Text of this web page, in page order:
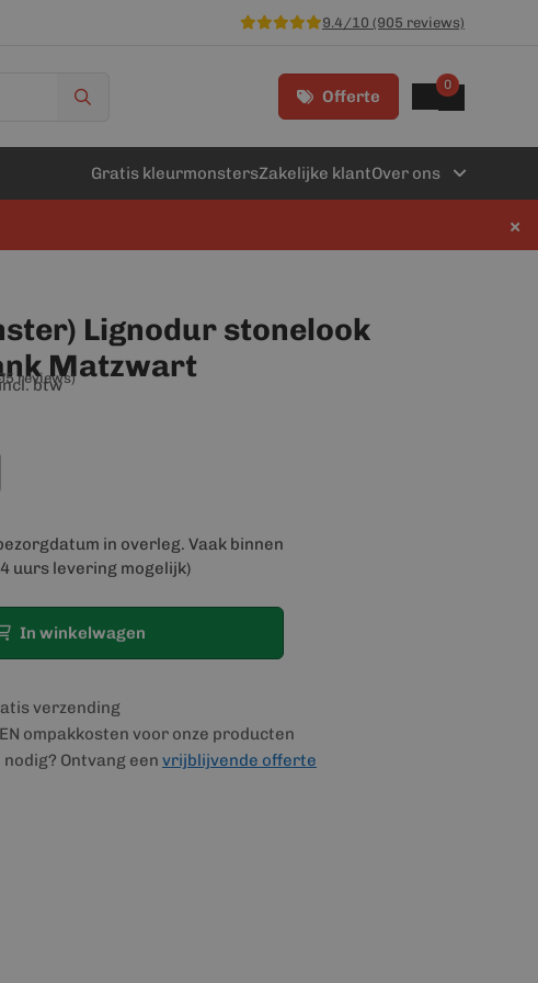
9.4/10 (905 reviews)
Offerte
0
Gratis kleurmonstersZakelijke klantOver ons
×
Lignodur stonelook
Matzwart
reviews)
btw
in overleg. Vaak binnen
uurs levering mogelijk)
In winkelwagen
verzending
ompakkosten voor onze producten
Ontvang een vrijblijvende offerte